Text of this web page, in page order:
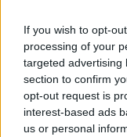
If you wish to opt-
processing of your
targeted advertising
section to confirm
opt-out request is
interest-based ads
us or personal
Ese día se activará
comunidades hasta
Tutorial
jugar la edición